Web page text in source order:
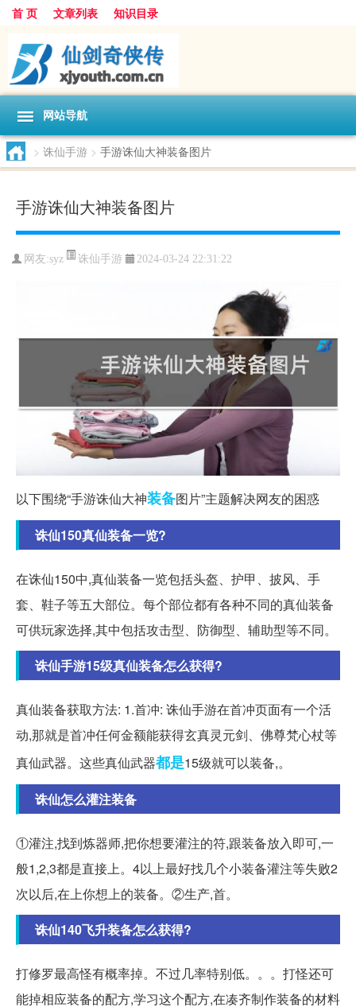
首 页 文章列表 知识目录
网站导航
> 诛仙手游 > 手游诛仙大神装备图片
手游诛仙大神装备图片
网友:syz 诛仙手游 2024-03-24 22:31:22
以下围绕“手游诛仙大神装备图片”主题解决网友的困惑
诛仙150真仙装备一览?
在诛仙150中,真仙装备一览包括头盔、护甲、披风、手
套、鞋子等五大部位。每个部位都有各种不同的真仙装备
可供玩家选择,其中包括攻击型、防御型、辅助型等不同。
诛仙手游15级真仙装备怎么获得?
真仙装备获取方法: 1.首冲: 诛仙手游在首冲页面有一个活
动,那就是首冲任何金额能获得玄真灵元剑、佛尊梵心杖等
真仙武器。这些真仙武器都是15级就可以装备,。
诛仙怎么灌注装备
①灌注,找到炼器师,把你想要灌注的符,跟装备放入即可,一
般1,2,3都是直接上。4以上最好找几个小装备灌注等失败2
次以后,在上你想上的装备。②生产,首。
诛仙140飞升装备怎么获得?
打修罗最高怪有概率掉。不过几率特别低。。。打怪还可
能掉相应装备的配方,学习这个配方,在凑齐制作装备的材料